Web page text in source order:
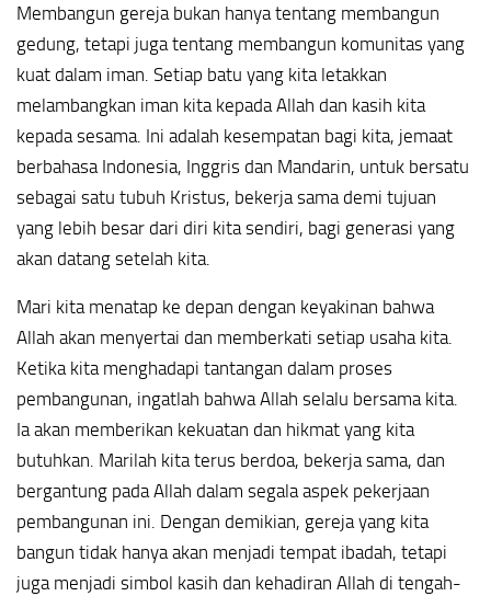
Membangun gereja bukan hanya tentang membangun
gedung, tetapi juga tentang membangun komunitas yang
kuat dalam iman. Setiap batu yang kita letakkan
melambangkan iman kita kepada Allah dan kasih kita
kepada sesama. Ini adalah kesempatan bagi kita, jemaat
berbahasa Indonesia, Inggris dan Mandarin, untuk bersatu
sebagai satu tubuh Kristus, bekerja sama demi tujuan
yang lebih besar dari diri kita sendiri, bagi generasi yang
akan datang setelah kita.
Mari kita menatap ke depan dengan keyakinan bahwa
Allah akan menyertai dan memberkati setiap usaha kita.
Ketika kita menghadapi tantangan dalam proses
pembangunan, ingatlah bahwa Allah selalu bersama kita.
Ia akan memberikan kekuatan dan hikmat yang kita
butuhkan. Marilah kita terus berdoa, bekerja sama, dan
bergantung pada Allah dalam segala aspek pekerjaan
pembangunan ini. Dengan demikian, gereja yang kita
bangun tidak hanya akan menjadi tempat ibadah, tetapi
juga menjadi simbol kasih dan kehadiran Allah di tengah-